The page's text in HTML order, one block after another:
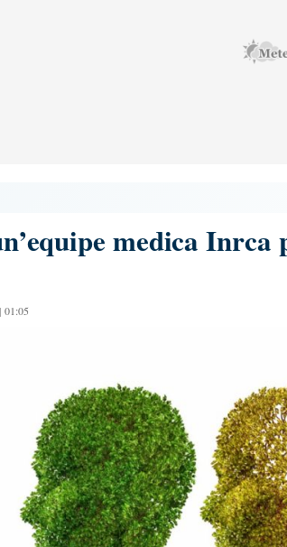
medica
01:05